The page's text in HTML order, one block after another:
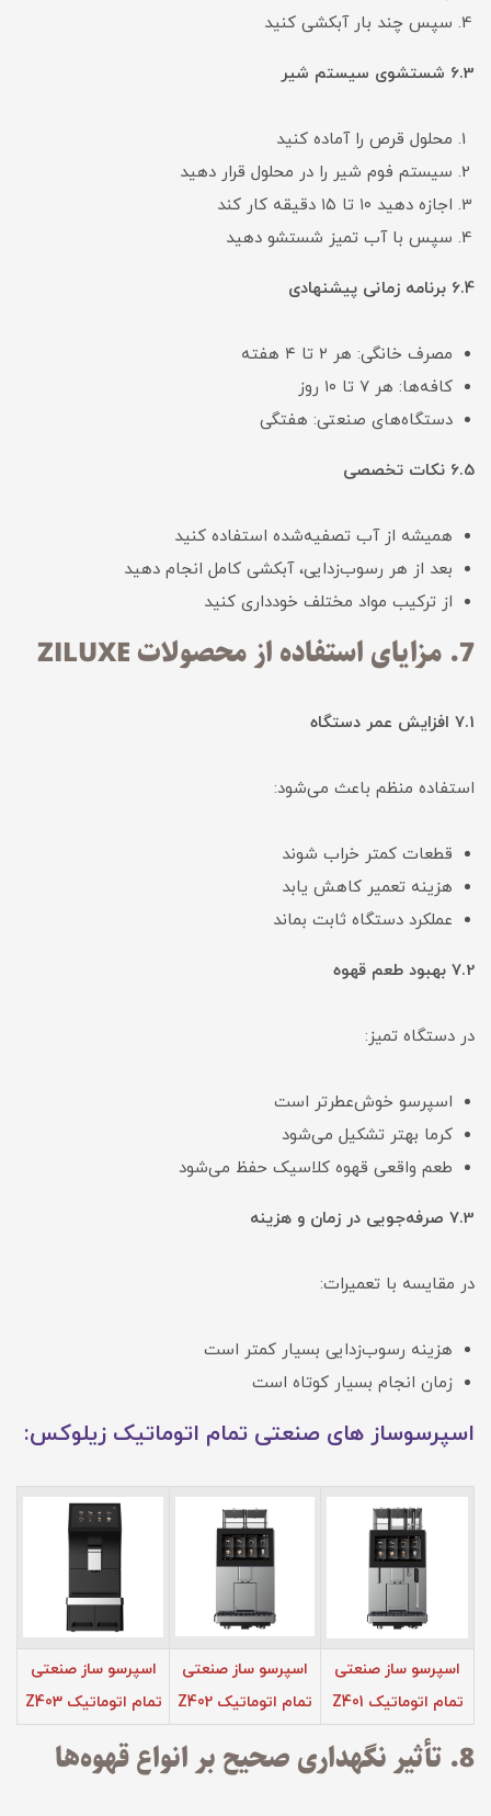
سپس چند بار آبکشی کنید
6.3 شستشوی سیستم شیر
محلول قرص را آماده کنید
سیستم فوم شیر را در محلول قرار دهید
اجازه دهید ۱۰ تا ۱۵ دقیقه کار کند
سپس با آب تمیز شستشو دهید
6.4 برنامه زمانی پیشنهادی
مصرف خانگی: هر ۲ تا ۴ هفته
کافه‌ها: هر ۷ تا ۱۰ روز
دستگاه‌های صنعتی: هفتگی
6.5 نکات تخصصی
همیشه از آب تصفیه‌شده استفاده کنید
بعد از هر رسوب‌زدایی، آبکشی کامل انجام دهید
از ترکیب مواد مختلف خودداری کنید
7. مزایای استفاده از محصولات ZILUXE
7.1 افزایش عمر دستگاه
استفاده منظم باعث می‌شود:
قطعات کمتر خراب شوند
هزینه تعمیر کاهش یابد
عملکرد دستگاه ثابت بماند
7.2 بهبود طعم قهوه
در دستگاه تمیز:
اسپرسو خوش‌عطرتر است
کرما بهتر تشکیل می‌شود
طعم واقعی قهوه کلاسیک حفظ می‌شود
7.3 صرفه‌جویی در زمان و هزینه
در مقایسه با تعمیرات:
هزینه رسوب‌زدایی بسیار کمتر است
زمان انجام بسیار کوتاه است
اسپرسوساز های صنعتی تمام اتوماتیک زیلوکس:
اسپرسو ساز صنعتی
تمام اتوماتیک Z401
اسپرسو ساز صنعتی
تمام اتوماتیک Z402
اسپرسو ساز صنعتی
تمام اتوماتیک Z403
8. تأثیر نگهداری صحیح بر انواع قهوه‌ها